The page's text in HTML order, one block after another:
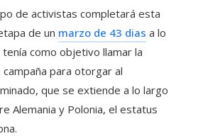
de activistas completará esta
de un marzo de 43 dias a lo
como objetivo llamar la
para otorgar al
que se extiende a lo largo
Alemania y Polonia, el estatus